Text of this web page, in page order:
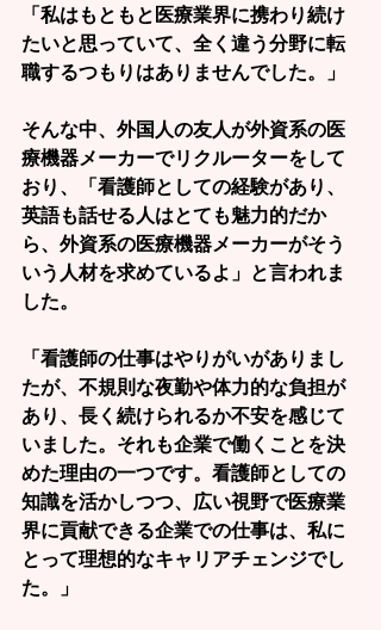
「私はもともと医療業界に携わり続け
たいと思っていて、全く違う分野に転
職するつもりはありませんでした。」
そんな中、外国人の友人が外資系の医
療機器メーカーでリクルーターをして
おり、「看護師としての経験があり、
英語も話せる人はとても魅力的だか
ら、外資系の医療機器メーカーがそう
いう人材を求めているよ」と言われま
した。
「看護師の仕事はやりがいがありまし
たが、不規則な夜勤や体力的な負担が
あり、長く続けられるか不安を感じて
いました。それも企業で働くことを決
めた理由の一つです。看護師としての
知識を活かしつつ、広い視野で医療業
界に貢献できる企業での仕事は、私に
とって理想的なキャリアチェンジでし
た。」